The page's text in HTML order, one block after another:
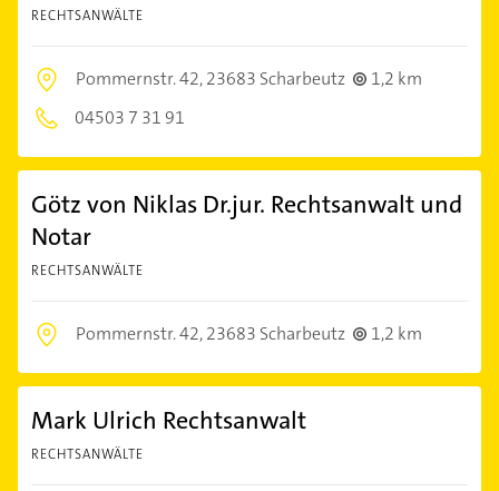
RECHTSANWÄLTE
Pommernstr. 42,23683 Scharbeutz
1,2 km
04503 7 31 91
Götz von Niklas Dr.jur. Rechtsanwalt und
Notar
RECHTSANWÄLTE
Pommernstr. 42,23683 Scharbeutz 1,2 km
Mark Ulrich Rechtsanwalt
RECHTSANWÄLTE